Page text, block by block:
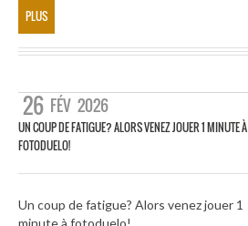
PLUS
26 FÉV 2026
UN COUP DE FATIGUE? ALORS VENEZ JOUER 1 MINUTE À
FOTODUELO!
Un coup de fatigue? Alors venez jouer 1
minute à fotoduelo!